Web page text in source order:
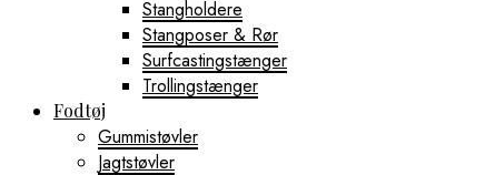
Stangholdere
Stangposer & Rør
Surfcastingstænger
Trollingstænger
Fodtøj
Gummistøvler
Jagtstøvler